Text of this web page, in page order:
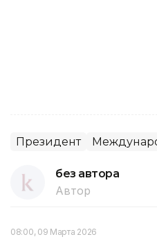
Президент
без автора
Автор
08:00, 09 Марта 2026